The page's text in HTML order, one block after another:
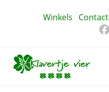
Winkels Contact